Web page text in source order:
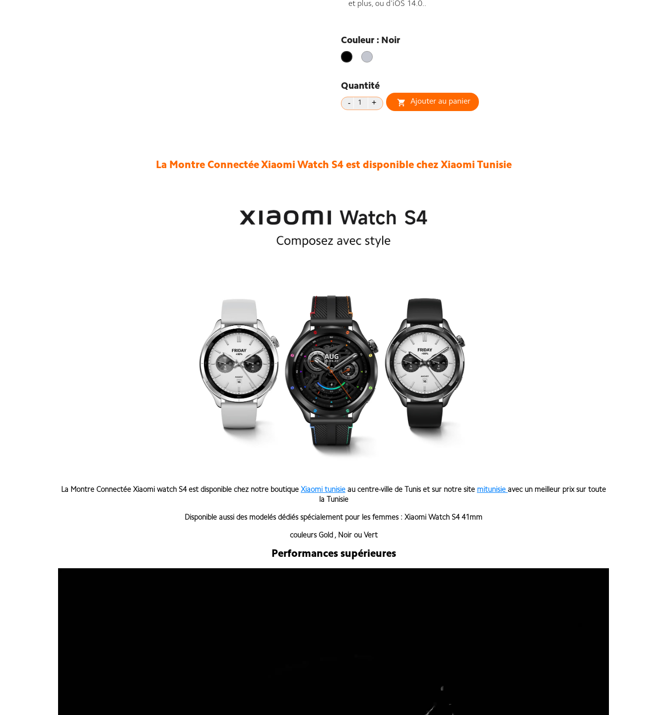
et plus, ou d'iOS 14.0..
Couleur : Noir
Noir Silver
Quantité
 Ajouter au panier
La Montre Connectée Xiaomi Watch S4 est disponible chez Xiaomi Tunisie
La Montre Connectée Xiaomi watch S4est disponible chez notre boutique Xiaomi tunisie au centre-ville de Tunis et sur notre site mitunisie avec un meilleur prix sur toute
la Tunisie
Disponible aussi des modelés dédiés spécialement pour les femmes : Xiaomi Watch S4 41mm
couleurs Gold , Noir ou Vert
Performances supérieures